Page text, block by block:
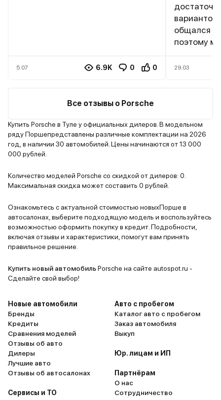
5.07 6.9K 0 0
общался с
поэтому
29.03
Все отзывы о Porsche
Купить Porsche в Туле у официальных дилеров. В модельном
ряду Поршепредставлены различные комплектации на 2026
год, в наличии 30 автомобилей. Цены начинаются от 13 000
000 рублей.
Количество моделей Porsche со скидкой от дилеров: 0.
Максимальная скидка может составить 0 рублей.
Ознакомьтесь с актуальной стоимостью новыхПорше в
автосалонах, выберите подходящую модель и воспользуйтесь
возможностью оформить покупку в кредит. Подробности,
включая отзывы и характеристики, помогут вам принять
правильное решение.
Купить новый автомобильPorsche на сайте autospot.ru -
Сделайте свой выбор!
Новые автомобили
Бренды
Кредиты
Сравнения моделей
Отзывы об авто
Дилеры
Лучшие авто
Отзывы об автосалонах
Сервисы и ТО
Авто с пробегом
Каталог авто с пробегом
Заказ автомобиля
Выкуп
Юр. лицам и ИП
Партнёрам
О нас
Сотрудничество